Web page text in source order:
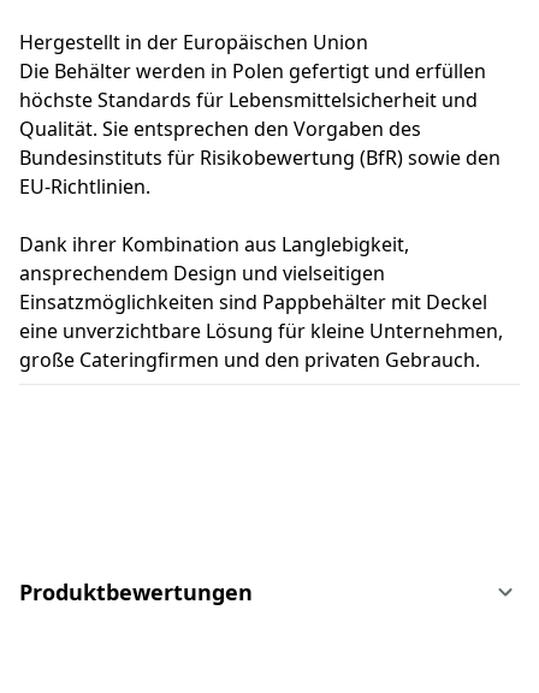
Hergestellt in der Europäischen Union
Die Behälter werden in Polen gefertigt und erfüllen
höchste Standards für Lebensmittelsicherheit und
Qualität. Sie entsprechen den Vorgaben des
Bundesinstituts für Risikobewertung (BfR) sowie den
EU-Richtlinien.
Dank ihrer Kombination aus Langlebigkeit,
ansprechendem Design und vielseitigen
Einsatzmöglichkeiten sind Pappbehälter mit Deckel
eine unverzichtbare Lösung für kleine Unternehmen,
große Cateringfirmen und den privaten Gebrauch.
Produktbewertungen